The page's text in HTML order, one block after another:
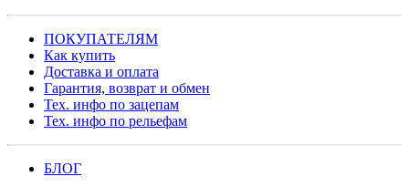
ПОКУПАТЕЛЯМ
Как купить
Доставка и оплата
Гарантия, возврат и обмен
Тех. инфо по зацепам
Тех. инфо по рельефам
БЛОГ